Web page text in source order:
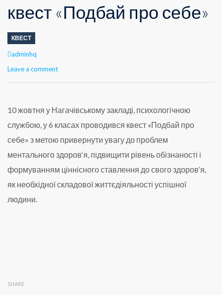
квест «Подбай про себе»
КВЕСТ
Author
adminhq
Leave a comment
10 жовтня у Нагачівському закладі, психологічною
службою, у 6 класах проводився квест «Подбай про
себе» з метою привернути увагу до проблем
ментального здоров‘я, підвищити рівень обізнаності і
формуванням ціннісного ставлення до свого здоров‘я,
як необхідної складової життєдіяльності успішної
людини.
SHARE